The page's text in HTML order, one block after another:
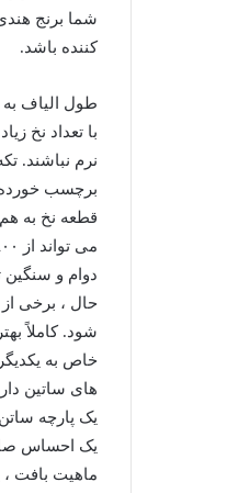
شما برنج
کننده باشد.
طول الیاف به
با تعداد نخ
برچسب خورده
دوام و سنگین
حال ، برخی
شود. کاملاً
خاص به
های ساتین
یک پارچه
یک احساس